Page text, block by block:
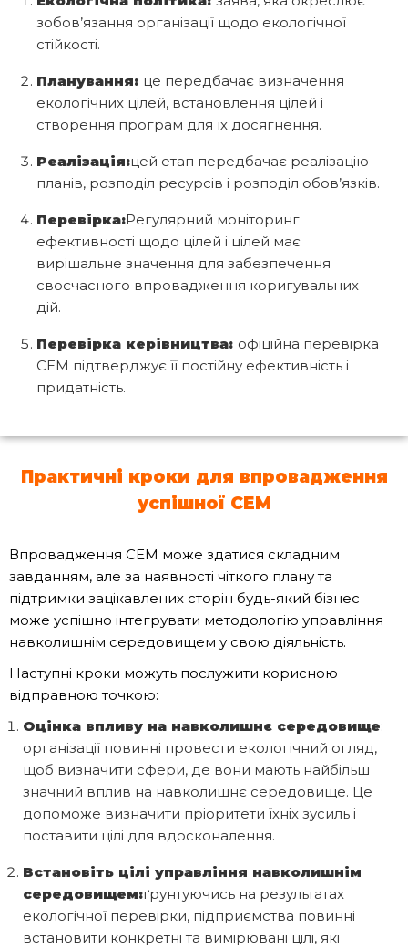
зобов’язання організації щодо екологічної
стійкості.
Планування: це передбачає визначення
екологічних цілей, встановлення цілей і
створення програм для їх досягнення.
Реалізація:цей етап передбачає реалізацію
планів, розподіл ресурсів і розподіл обов’язків.
Перевірка:Регулярний моніторинг
ефективності щодо цілей і цілей має
вирішальне значення для забезпечення
своєчасного впровадження коригувальних
дій.
Перевірка керівництва: офіційна перевірка
СЕМ підтверджує її постійну ефективність і
придатність.
Практичні кроки для впровадження
успішної СЕМ
Впровадження СЕМ може здатися складним
завданням, але за наявності чіткого плану та
підтримки зацікавлених сторін будь-який бізнес
може успішно інтегрувати методологію управління
навколишнім середовищем у свою діяльність.
Наступні кроки можуть послужити корисною
відправною точкою:
Оцінка впливу на навколишнє середовище:
організації повинні провести екологічний огляд,
щоб визначити сфери, де вони мають найбільш
значний вплив на навколишнє середовище. Це
допоможе визначити пріоритети їхніх зусиль і
поставити цілі для вдосконалення.
Встановіть цілі управління навколишнім
середовищем:ґрунтуючись на результатах
екологічної перевірки, підприємства повинні
встановити конкретні та вимірювані цілі, які